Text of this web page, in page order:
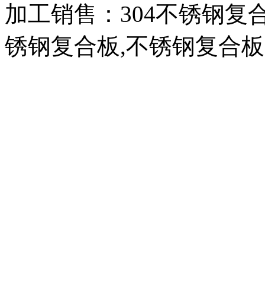
加工销售：304不锈钢复
锈钢复合板,不锈钢复合